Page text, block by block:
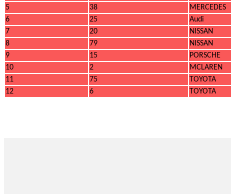
5
38 MERCEDES
6
25 Audi
7
20 NISSAN
8
79 NISSAN
9
15 PORSCHE
10
2 MCLAREN
11
75 TOYOTA
12
6 TOYOTA